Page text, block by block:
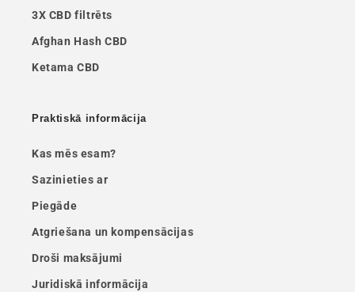
3X CBD filtrēts
Afghan Hash CBD
Ketama CBD
Praktiskā informācija
Kas mēs esam?
Sazinieties ar
Piegāde
Atgriešana un kompensācijas
Droši maksājumi
Juridiskā informācija